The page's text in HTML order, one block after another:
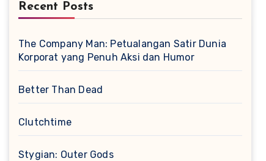
Recent Posts
The Company Man: Petualangan Satir Dunia
Korporat yang Penuh Aksi dan Humor
Better Than Dead
Clutchtime
Stygian: Outer Gods